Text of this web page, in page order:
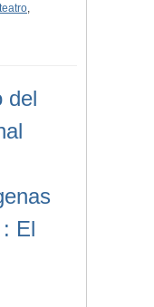
teatro,
del
El